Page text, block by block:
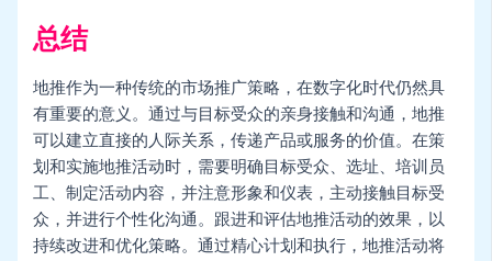
总结
地推作为一种传统的市场推广策略，在数字化时代仍然具
有重要的意义。通过与目标受众的亲身接触和沟通，地推
可以建立直接的人际关系，传递产品或服务的价值。在策
划和实施地推活动时，需要明确目标受众、选址、培训员
工、制定活动内容，并注意形象和仪表，主动接触目标受
众，并进行个性化沟通。跟进和评估地推活动的效果，以
持续改进和优化策略。通过精心计划和执行，地推活动将